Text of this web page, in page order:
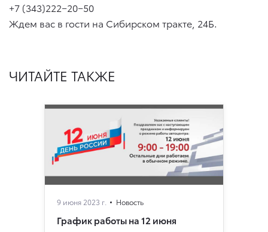
+7 (343)222−20−50
Ждем вас в гости на Сибирском тракте, 24Б.
ЧИТАЙТЕ ТАКЖЕ
9 июня 2023 г. Новость
График работы на 12 июня